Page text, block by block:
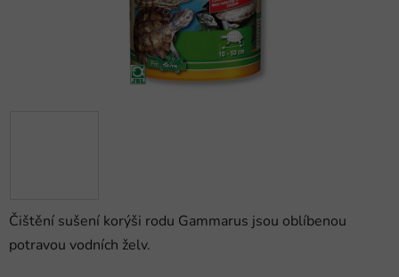
Čištění sušení korýši rodu Gammarus jsou oblíbenou
potravou vodních želv.